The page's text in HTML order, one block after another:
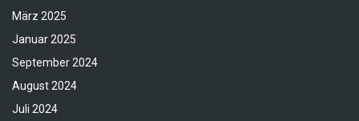
März 2025
Januar 2025
September 2024
August 2024
Juli 2024